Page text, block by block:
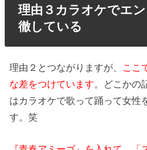
理由３カラオケでエ
徹している
理由２とつながりますが、 ここ
な差をつけています。どこかの
はカラオケで歌って踊って女性
す。笑